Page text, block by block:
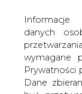
Informacje
danych
wymagane
Prywatności
Dane